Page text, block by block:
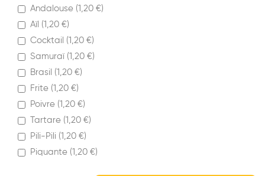
Andalouse (1,20 €)
Aïl (1,20 €)
Cocktail (1,20 €)
Samuraï (1,20 €)
Brasil (1,20 €)
Frite (1,20 €)
Poivre (1,20 €)
Tartare (1,20 €)
Pili-Pili (1,20 €)
Piquante (1,20 €)